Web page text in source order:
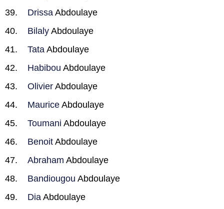
Drissa Abdoulaye
Bilaly Abdoulaye
Tata Abdoulaye
Habibou Abdoulaye
Olivier Abdoulaye
Maurice Abdoulaye
Toumani Abdoulaye
Benoit Abdoulaye
Abraham Abdoulaye
Bandiougou Abdoulaye
Dia Abdoulaye